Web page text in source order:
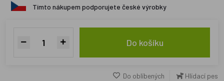
Tímto nákupem podporujete české výrobky
Do košíku
Do oblíbených Hlídací pes